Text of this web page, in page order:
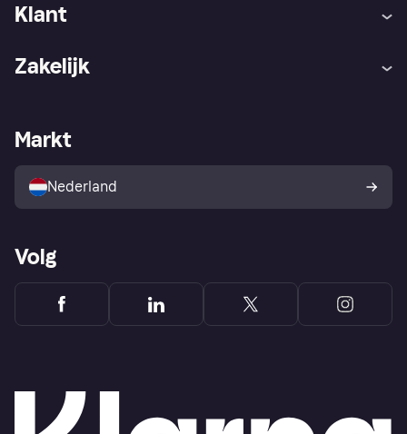
Klant
Winkeloverzicht
Kopersbescherming voor
consumenten
Zakelijk
Zakelijke login
Markt
Nederland
Volg